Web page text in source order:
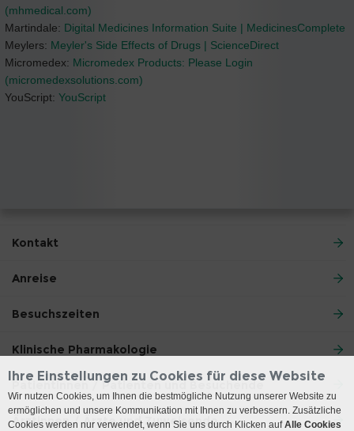
(mhmedical.com)
Martindale: Digital Medicines Information Suite | MedicinesComplete
Meylers: Meyler's Side Effects of Drugs | ScienceDirect
Micromedex: Micromedex Products: Please Login
(micromedexsolutions.com)
YouScript: YouScript
Kontakt
Anreise
Besuchszeiten
Klinische Pharmakologie
Patientinnen / Patienten und Besuchende
Ärztinnen / Ärzte und Zuweisende
Ihre Einstellungen zu Cookies für diese Website
Wir nutzen Cookies, um Ihnen die bestmögliche Nutzung unserer Website zu
ermöglichen und unsere Kommunikation mit Ihnen zu verbessern. Zusätzliche
Cookies werden nur verwendet, wenn Sie uns durch Klicken aufAlle Cookies